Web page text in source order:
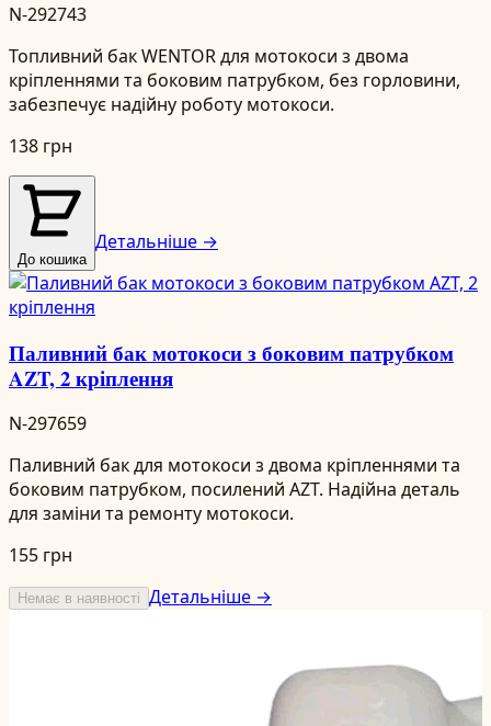
N-292743
Топливний бак WENTOR для мотокоси з двома
кріпленнями та боковим патрубком, без горловини,
забезпечує надійну роботу мотокоси.
138 грн
До кошика
Детальніше →
Паливний бак мотокоси з боковим патрубком
AZT, 2 кріплення
N-297659
Паливний бак для мотокоси з двома кріпленнями та
боковим патрубком, посилений AZT. Надійна деталь
для заміни та ремонту мотокоси.
155 грн
Немає в наявності Детальніше →